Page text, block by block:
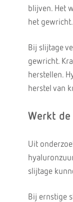
blijven. Het
het gewricht.
Bij slijtage
gewricht.
herstellen.
herstel van
Werkt
Uit
slijtage
Bij ernstige